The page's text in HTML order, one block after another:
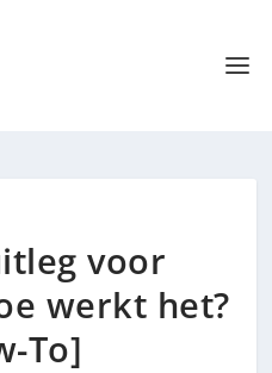
voor
werkt het?
To]